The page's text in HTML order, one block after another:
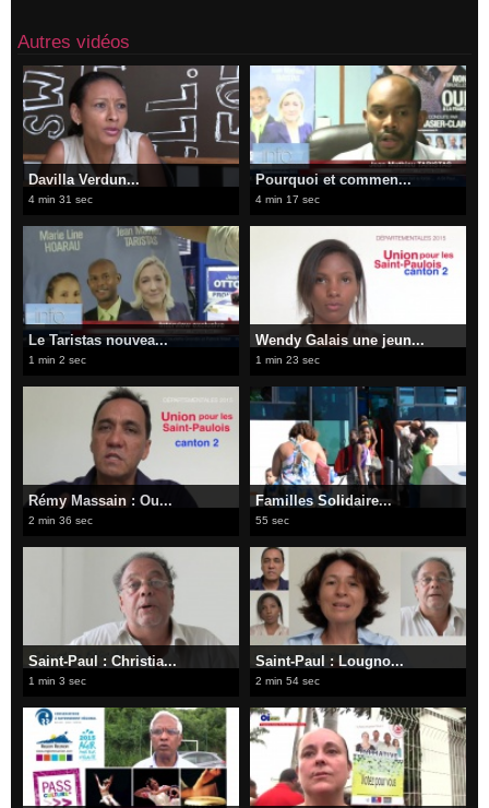
Autres vidéos
Davilla Verdun...
4 min 31 sec
Pourquoi et commen...
4 min 17 sec
Le Taristas nouvea...
1 min 2 sec
Wendy Galais une jeun...
1 min 23 sec
Rémy Massain : Ou...
2 min 36 sec
Familles Solidaire...
55 sec
Saint-Paul : Christia...
1 min 3 sec
Saint-Paul : Lougno...
2 min 54 sec